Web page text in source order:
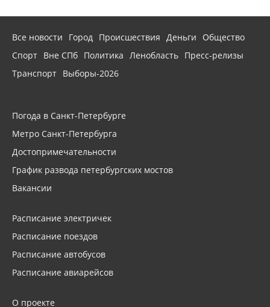
Все новости Город Происшествия Деньги
Общество
Спорт Вне СПб Политика Ленобласть Пресс-релизы
Транспорт Выборы-2026
Погода в Санкт-Петербурге
Метро Санкт-Петербурга
Достопримечательности
График развода петербургских мостов
Вакансии
Расписание электричек
Расписание поездов
Расписание автобусов
Расписание авиарейсов
О проекте